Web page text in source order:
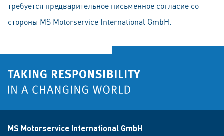
трeбуeтся прeдваритeльноe пиcьмeнное согласие со
стороны MS Motorservice International GmbH.
MS Motorservice International GmbH